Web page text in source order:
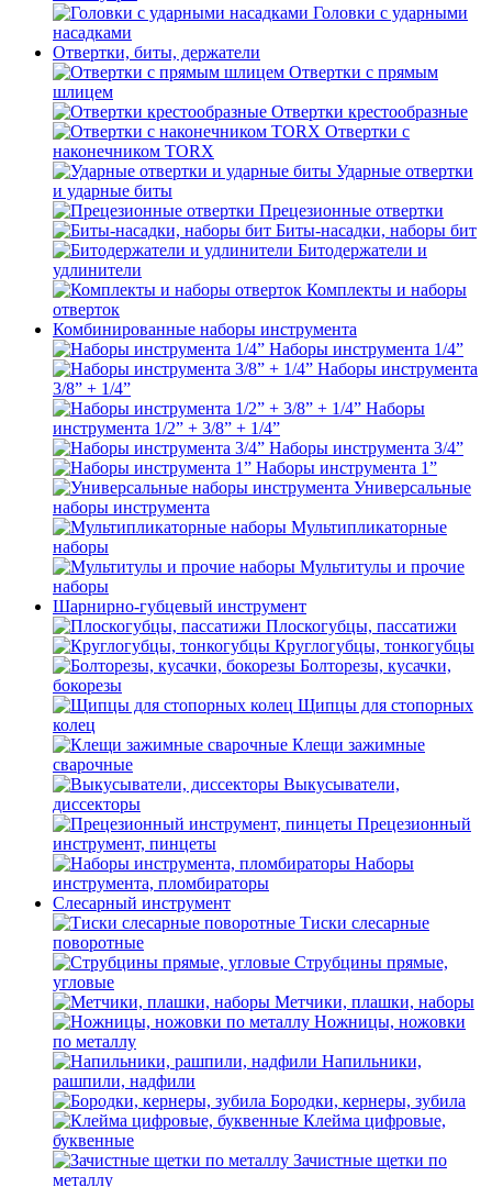
Головки с ударными
насадками
Отвертки, биты, держатели
Отвертки с прямым
шлицем
Отвертки крестообразные
Отвертки с
наконечником TORX
Ударные отвертки
и ударные биты
Прецезионные отвертки
Биты-насадки, наборы бит
Битодержатели и
удлинители
Комплекты и наборы
отверток
Комбинированные наборы инструмента
Наборы инструмента 1/4”
Наборы инструмента
3/8” + 1/4”
Наборы
инструмента 1/2” + 3/8” + 1/4”
Наборы инструмента 3/4”
Наборы инструмента 1”
Универсальные
наборы инструмента
Мультипликаторные
наборы
Мультитулы и прочие
наборы
Шарнирно-губцевый инструмент
Плоскогубцы, пассатижи
Круглогубцы, тонкогубцы
Болторезы, кусачки,
бокорезы
Щипцы для стопорных
колец
Клещи зажимные
сварочные
Выкусыватели,
диссекторы
Прецезионный
инструмент, пинцеты
Наборы
инструмента, пломбираторы
Слесарный инструмент
Тиски слесарные
поворотные
Струбцины прямые,
угловые
Метчики, плашки, наборы
Ножницы, ножовки
по металлу
Напильники,
рашпили, надфили
Бородки, кернеры, зубила
Клейма цифровые,
буквенные
Зачистные щетки по
металлу